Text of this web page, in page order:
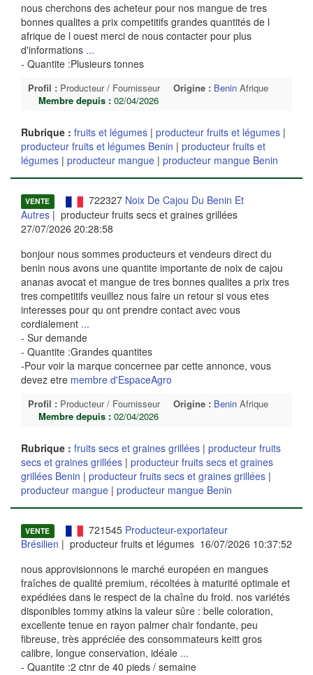
nous cherchons des acheteur pour nos mangue de tres
bonnes qualites a prix competitifs grandes quantités de l
afrique de l ouest merci de nous contacter pour plus
d'informations ...
- Quantite :Plusieurs tonnes
Profil : Producteur / Fournisseur Origine : Benin Afrique
Membre depuis : 02/04/2026
Rubrique : fruits et légumes | producteur fruits et légumes |
producteur fruits et légumes Benin | producteur fruits et
légumes | producteur mangue | producteur mangue Benin
VENTE 722327 Noix De Cajou Du Benin Et
Autres | producteur fruits secs et graines grillées
27/07/2026 20:28:58
bonjour nous sommes producteurs et vendeurs direct du
benin nous avons une quantite importante de noix de cajou
ananas avocat et mangue de tres bonnes qualites a prix tres
tres competitifs veuillez nous faire un retour si vous etes
interesses pour qu ont prendre contact avec vous
cordialement ...
- Sur demande
- Quantite :Grandes quantites
-Pour voir la marque concernee par cette annonce, vous
devez etre membre d'EspaceAgro
Profil : Producteur / Fournisseur Origine : Benin Afrique
Membre depuis : 02/04/2026
Rubrique : fruits secs et graines grillées | producteur fruits
secs et graines grillées | producteur fruits secs et graines
grillées Benin | producteur fruits secs et graines grillées |
producteur mangue | producteur mangue Benin
VENTE 721545 Producteur-exportateur
Brésilien | producteur fruits et légumes 16/07/2026 10:37:52
nous approvisionnons le marché européen en mangues
fraîches de qualité premium, récoltées à maturité optimale et
expédiées dans le respect de la chaîne du froid. nos variétés
disponibles tommy atkins la valeur sûre : belle coloration,
excellente tenue en rayon palmer chair fondante, peu
fibreuse, très appréciée des consommateurs keitt gros
calibre, longue conservation, idéale ...
- Quantite :2 ctnr de 40 pieds / semaine